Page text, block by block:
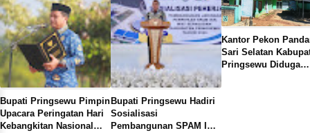
Bupati Pringsewu Pimpin
Upacara Peringatan Hari
Kebangkitan Nasional
Bupati Pringsewu Hadiri
Sosialisasi
Pembangunan SPAM IKK
Kantor Pekon
Sari Selatan
Pringsewu Diduga